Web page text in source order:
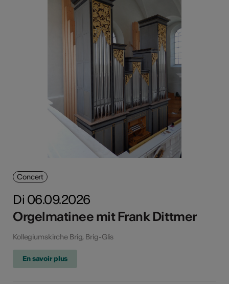
Concert
Di 06.09.2026
Orgelmatinee mit Frank Dittmer
Kollegiumskirche Brig, Brig-Glis
En savoir plus